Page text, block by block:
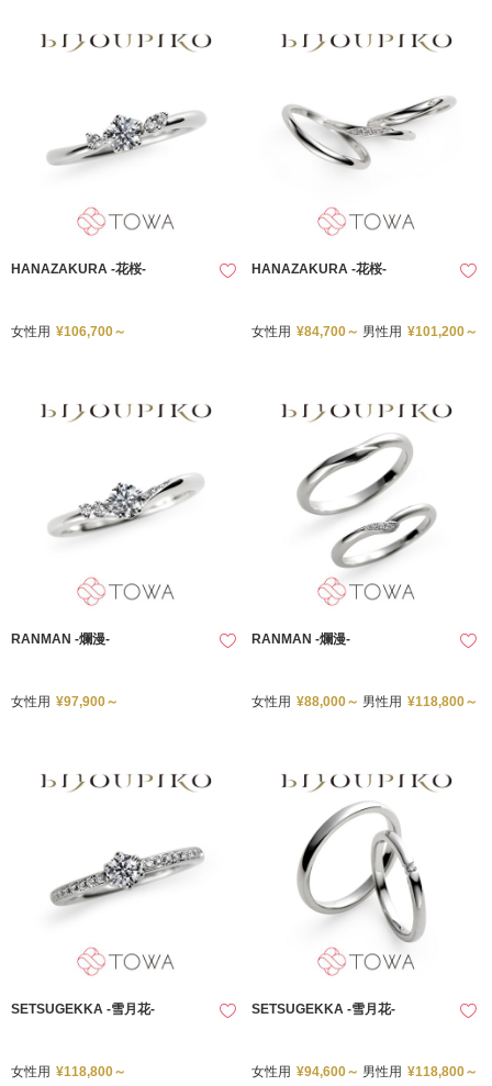
HANAZAKURA -花桜-
女性用 ¥106,700～
HANAZAKURA -花桜-
女性用 ¥84,700～ 男性用 ¥101,200～
RANMAN -爛漫-
女性用 ¥97,900～
RANMAN -爛漫-
女性用 ¥88,000～ 男性用 ¥118,800～
SETSUGEKKA -雪月花-
女性用 ¥118,800～
SETSUGEKKA -雪月花-
女性用 ¥94,600～ 男性用 ¥118,800～